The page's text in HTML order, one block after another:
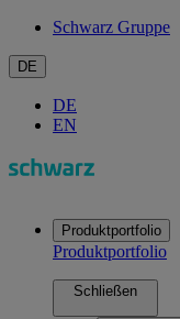
Schwarz Gruppe
DE
DE
EN
Produktportfolio
Produktportfolio
Schließen